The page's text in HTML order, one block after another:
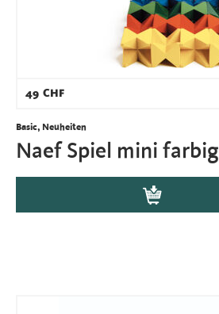
49 CHF
Basic, Neuheiten
Naef Spiel mini farbig